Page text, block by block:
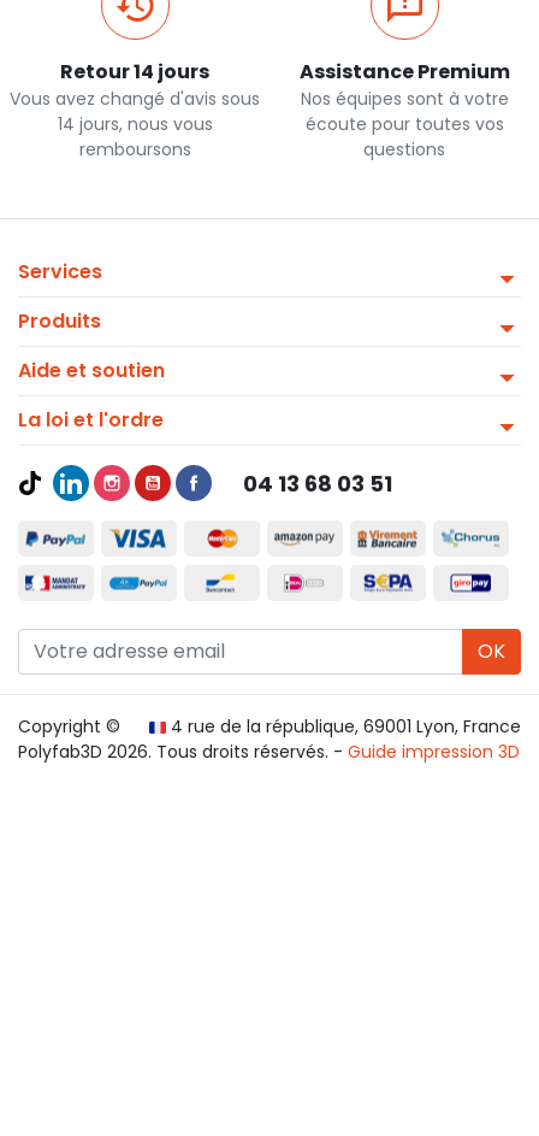
Retour 14 jours
Vous avez changé d'avis sous
14 jours, nous vous
remboursons
Assistance Premium
Nos équipes sont à votre
écoute pour toutes vos
questions
Services
Produits
Aide et soutien
La loi et l'ordre
04 13 68 03 51
OK
4 rue de la république, 69001 Lyon, France
Copyright ©
Polyfab3D 2026. Tous droits réservés. - Guide impression 3D